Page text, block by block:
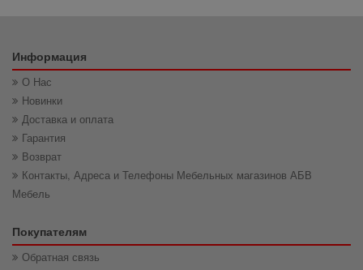
Информация
О Нас
Новинки
Доставка и оплата
Гарантия
Возврат
Контакты, Адреса и Телефоны Мебельных магазинов АБВ
Мебель
Покупателям
Обратная связь